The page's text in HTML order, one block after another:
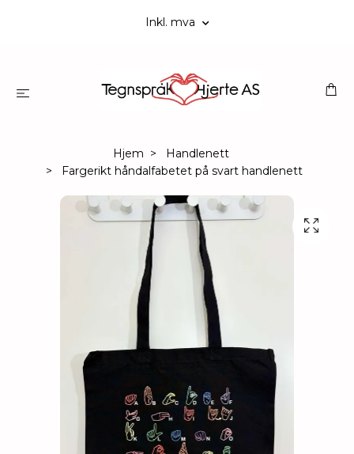
Inkl. mva
Hjem
Handlenett
Fargerikt håndalfabetet på svart handlenett